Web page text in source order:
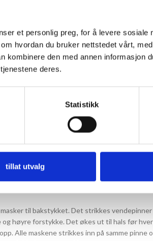
et personlig preg, for å levere sosiale
hvordan du bruker nettstedet vårt,
kombinere den med annen informasjon
deres.
Statistikk
tillat utvalg
Sandnes Garn
Stikkord:
27 masker 3 mm
Share:
BRAND
til bakstykket. Det strikkes
høyre forstykke. Det økes ut til hals før
Alle maskene strikkes inn på samme pinne